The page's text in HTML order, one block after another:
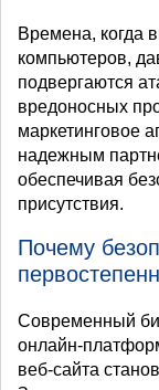
Времена, когда
компьютеров,
подвергаются
вредоносных
маркетинговое
надежным
обеспечивая
присутствия.
Почему
Современный
онлайн-
веб-сайта